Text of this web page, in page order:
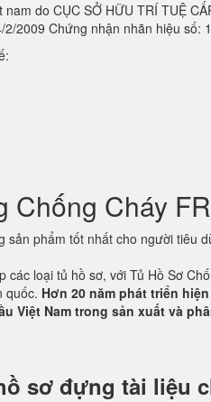
do CỤC SỞ HỮU TRÍ TUỆ
2009 Chứng nhận nhãn hiệu số:
Chống Cháy
sản phẩm tốt nhất cho người tiêu
các loại tủ hồ sơ, với Tủ Hồ Sơ
quốc. Hơn 20 năm phát triển
Việt Nam trong sản xuất và
sơ đựng tài liệu